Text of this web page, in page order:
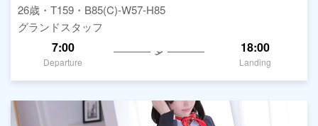
26歳・T159・B85(C)-W57-H85
グランドスタッフ
7:00
Departure
18:00
Landing